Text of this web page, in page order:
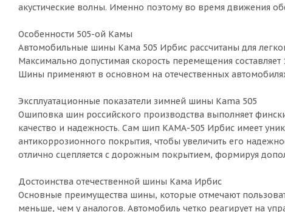
акустические волны. Именно поэтому во время движения
Особенности 505-ой Камы
Автомобильные шины Кама 505 Ирбис рассчитаны для
Максимально допустимая скорость перемещения
Шины применяют в основном на отечественных
Эксплуатационные показатели зимней шины Kama 505
Ошиповка шин российского производства выполняет
качество и надежность. Сам шип КАМА-505 Ирбис имеет
антикоррозионного покрытия, чтобы увеличить его
отлично сцепляется с дорожным покрытием, формируя
Достоинства отечественной шины Кама Ирбис
Основные преимущества шины, которые отмечают
меньше, чем у аналогов. Автомобиль четко реагирует на